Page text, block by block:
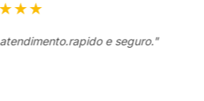
e seguro."